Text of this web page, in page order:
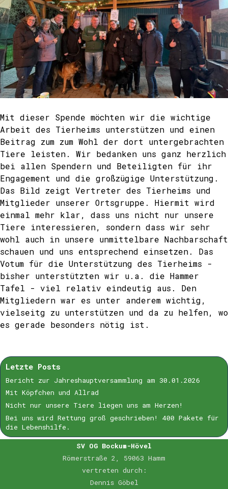
Mit dieser Spende möchten wir die wichtige
Arbeit des Tierheims unterstützen und einen
Beitrag zum zum Wohl der dort untergebrachten
Tiere leisten. Wir bedanken uns ganz herzlich
bei allen Spendern und Beteiligten für ihr
Engagement und die großzügige Unterstützung.
Das Bild zeigt Vertreter des Tierheims und
Mitglieder unserer Ortsgruppe. Hiermit wird
einmal mehr klar, dass uns nicht nur unsere
Tiere interessieren, sondern dass wir sehr
wohl auch in unsere unmittelbare Nachbarschaft
schauen und uns entsprechend einsetzen. Das
Votum für die Unterstützung des Tierheims -
bisher unterstützten wir u.a. die Hammer
Tafel - viel relativ eindeutig aus. Den
Mitgliedern war es unter anderem wichtig,
vielseitg zu unterstützen und da zu helfen, wo
es gerade besonders nötig ist.
Letzte Posts
Bericht zur Jahreshauptversammlung am 30.01.2026
Mit Köpfchen und Allrad
Nicht nur unsere Tiere liegen uns am Herzen!
Bei uns wird Rettung groß geschrieben! 400 Pakete für
die Lebenshilfe.
SV OG Bockum-Hövel
Römerstraße 2, 59063 Hamm
vertreten durch:
Dennis Göbel